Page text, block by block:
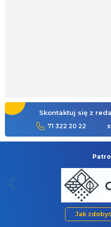
Skontaktuj się z
71 322 20 22
Jak